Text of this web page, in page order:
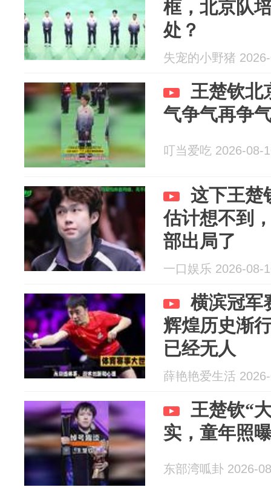
框，北京队
处？
失宠的小野猪
王楚钦北
气争气再争
叮当爱吃 2026-08-
这下王楚
估计想不到
部出局了
一口娱乐 2026-08-
横滨冠军
辉煌历史渐
已经无人
薛艳艳爱生活
王楚钦“
实，童年照
东部湾呱卦 2026-